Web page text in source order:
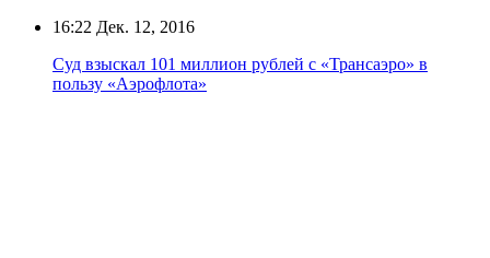
16:22 Дек. 12, 2016
Суд взыскал 101 миллион рублей с «Трансаэро» в
пользу «Аэрофлота»